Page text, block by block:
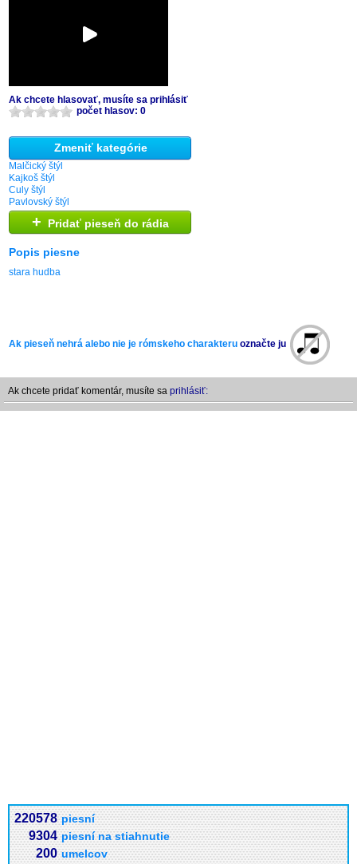
Ak chcete hlasovať, musíte sa prihlásiť
počet hlasov: 0
Zmeniť kategórie
Malčický štýl
Kajkoš štýl
Culy štýl
Pavlovský štýl
+ Pridať pieseň do rádia
Popis piesne
stara hudba
Ak pieseň nehrá alebo nie je rómskeho charakteru označte ju
Ak chcete pridať komentár, musíte sa prihlásiť:
220578 piesní
9304 piesní na stiahnutie
200 umelcov